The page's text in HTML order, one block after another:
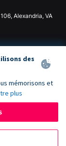
Alexandria, VA
des
mémorisons et
plus